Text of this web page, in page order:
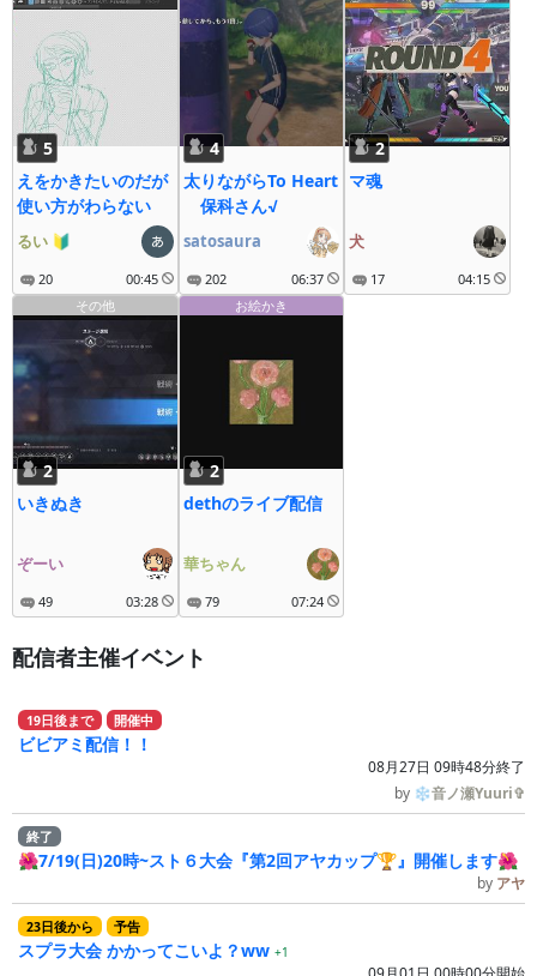
5
えをかきたいのだが
使い方がわらない
るい 🔰
20 00:45
4
太りながらTo Heart
保科さん√
satosaura
202 06:37
2
マ魂
犬
17
04:15
その他
2
いきぬき
ぞーい
49 03:28
お絵かき
2
dethのライブ配信
華ちゃん
79 07:24
配信者主催イベント
19日後まで 開催中
ビビアミ配信！！
08月27日 09時48分終了
by ❄音ノ瀬Yuuri✞
終了
🌺7/19(日)20時~スト６大会『第2回アヤカップ🏆』開催します🌺
by アヤ
23日後から 予告
スプラ大会 かかってこいよ？ww +1